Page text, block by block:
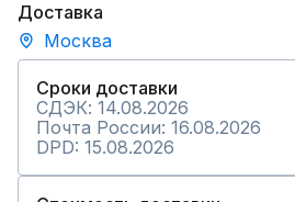
Доставка
Москва
Сроки доставки
СДЭК: 14.08.2026
Почта России: 16.08.2026
DPD: 15.08.2026